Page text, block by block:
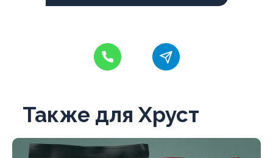
Также для Хруст